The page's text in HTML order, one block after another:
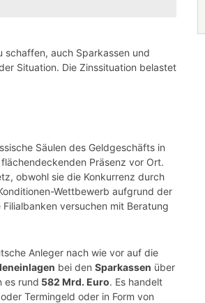
schaffen, auch Sparkassen und
Situation. Die Zinssituation belastet
Säulen des Geldgeschäfts in
Präsenz vor Ort.
obwohl sie die Konkurrenz durch
Wettbewerb aufgrund der
versuchen mit Beratung
Anleger nach wie vor auf die
bei den Sparkassen über
es rund 582 Mrd. Euro. Es handelt
Termingeld oder in Form von